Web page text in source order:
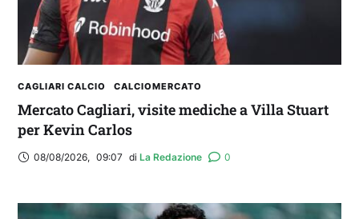
CAGLIARI CALCIO CALCIOMERCATO
Mercato Cagliari, visite mediche a Villa Stuart
per Kevin Carlos
08/08/2026, 09:07 di La Redazione 0